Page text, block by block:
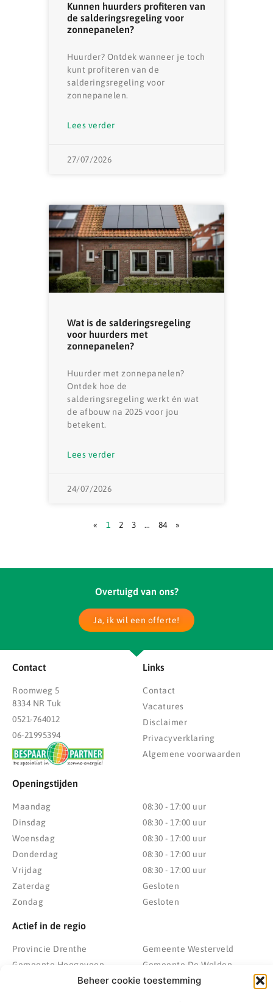
Beheer cookie toestemming
Kunnen huurders profiteren van
de salderingsregeling voor
zonnepanelen?
Huurder? Ontdek wanneer je toch
kunt profiteren van de
salderingsregeling voor
zonnepanelen.
Lees verder
27/07/2026
Wat is de salderingsregeling
voor huurders met
zonnepanelen?
Huurder met zonnepanelen?
Ontdek hoe de
salderingsregeling werkt én wat
de afbouw na 2025 voor jou
betekent.
Lees verder
24/07/2026
« 1 2 3 … 84 »
Overtuigd van ons?
Ja, ik wil een offerte!
Contact
Roomweg 5
8334 NR Tuk
0521-764012
06-21995394
Links
Contact
Vacatures
Disclaimer
Privacyverklaring
Algemene voorwaarden
Openingstijden
Maandag
Dinsdag
Woensdag
Donderdag
Vrijdag
Zaterdag
Zondag
08:30 - 17:00 uur
08:30 - 17:00 uur
08:30 - 17:00 uur
08:30 - 17:00 uur
08:30 - 17:00 uur
Gesloten
Gesloten
Actief in de regio
Provincie Drenthe
Gemeente Hoogeveen
Gemeente Meppel
Gemeente Westerveld
Gemeente De Wolden
Zwolle